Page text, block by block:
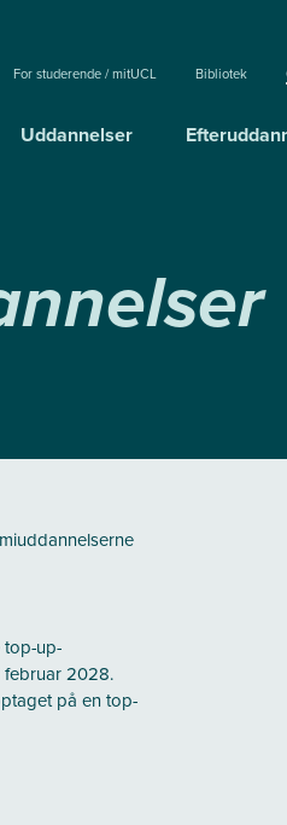
For studerende / mitUCL Bibliotek
Uddannelser
top-up-
februar 2028.
på en top-